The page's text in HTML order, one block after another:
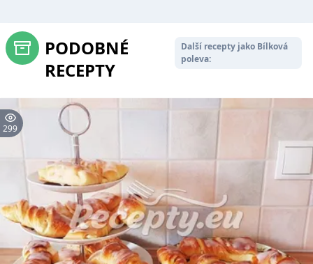
PODOBNÉ
RECEPTY
Další recepty jako Bílková
poleva:
299